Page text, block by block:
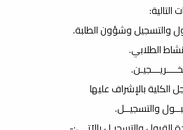
والتسجيل وشؤون الطلبة.
الطلابي.
بالإشراف عليها
والتسجيــل.